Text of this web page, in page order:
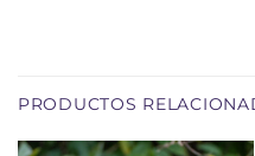
PRODUCTOS